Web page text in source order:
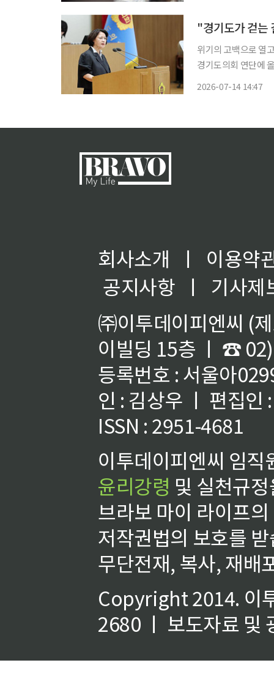
위기의 고백으로 열
경기도의회 연단에 올라 민선 9
2026-07-14 14:47
회사소개 ㅣ
이용약
공지사항
ㅣ
기사제
㈜이투데이피엔씨 (
이빌딩 15층 ㅣ ☎
등록번호 : 서울아
인 : 김상우 ㅣ 편집인
ISSN : 2951-4681
이투데이피엔씨 임
윤리강령 및 실천규
브라보 마이 라이프
저작권법의 보호를
무단전재, 복사, 재배
Copyright 2014. 이
2680 ㅣ 보도자료